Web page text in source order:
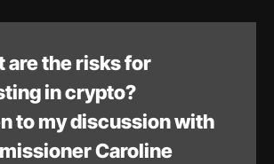
are the risks for
in crypto?
to my discussion with
Caroline